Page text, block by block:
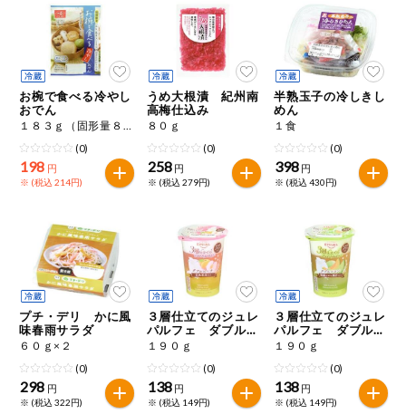
ミールキット
組合員さんの
リクエスト
よりすぐり
オーガニック
ベビー・キッ
ズ関連
サプリメン
ト・栄養補助
食品
アレルゲン対
応
エシカル
お椀で食べる冷やし
おでん
１８３ｇ（固形量８２ｇ）
(0)
198 円
※ (税込 214円)
うめ大根漬 紀州南
高梅仕込み
８０ｇ
(0)
258 円
※ (税込 279円)
半熟玉子の冷しきし
めん
１食
(0)
398 円
※ (税込 430円)
プチ・デリ かに風
味春雨サラダ
６０ｇ×２
(0)
298 円
※ (税込 322円)
３層仕立てのジュレ
パルフェ ダブルピ
ーチ
１９０ｇ
(0)
138 円
※ (税込 149円)
３層仕立てのジュレ
パルフェ ダブルメ
ロン
１９０ｇ
(0)
138 円
※ (税込 149円)